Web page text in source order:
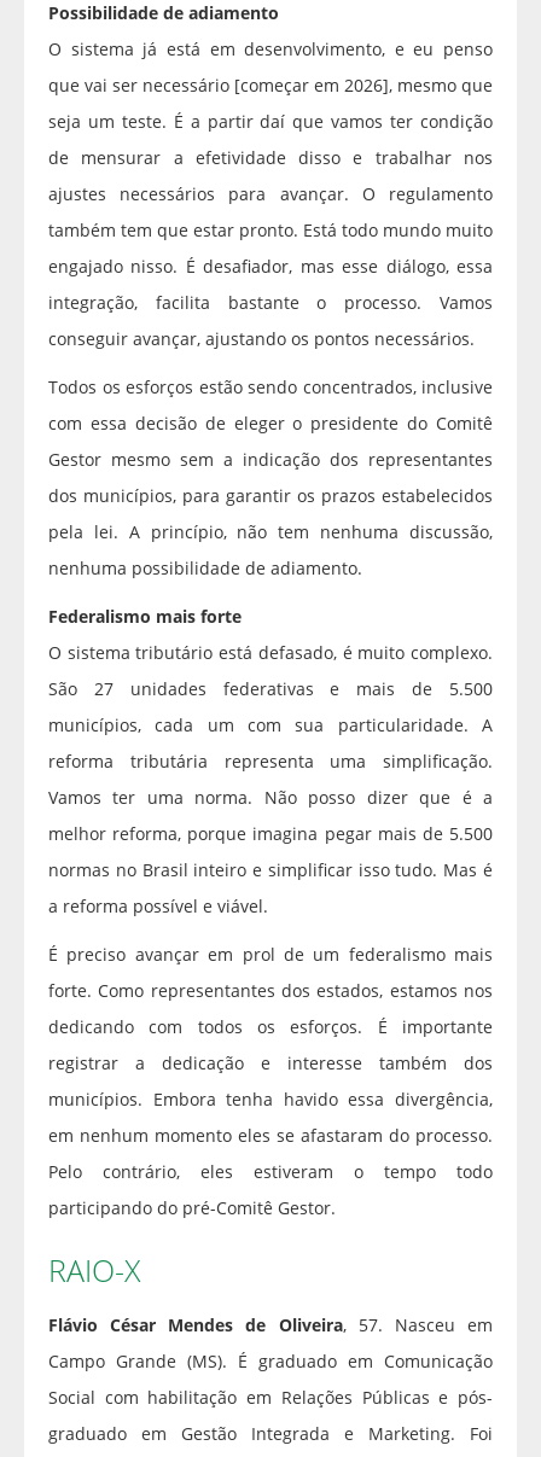
Possibilidade de adiamento
O sistema já está em desenvolvimento, e eu penso
que vai ser necessário [começar em 2026], mesmo que
seja um teste. É a partir daí que vamos ter condição
de mensurar a efetividade disso e trabalhar nos
ajustes necessários para avançar. O regulamento
também tem que estar pronto. Está todo mundo muito
engajado nisso. É desafiador, mas esse diálogo, essa
integração, facilita bastante o processo. Vamos
conseguir avançar, ajustando os pontos necessários.
Todos os esforços estão sendo concentrados, inclusive
com essa decisão de eleger o presidente do Comitê
Gestor mesmo sem a indicação dos representantes
dos municípios, para garantir os prazos estabelecidos
pela lei. A princípio, não tem nenhuma discussão,
nenhuma possibilidade de adiamento.
Federalismo mais forte
O sistema tributário está defasado, é muito complexo.
São 27 unidades federativas e mais de 5.500
municípios, cada um com sua particularidade. A
reforma tributária representa uma simplificação.
Vamos ter uma norma. Não posso dizer que é a
melhor reforma, porque imagina pegar mais de 5.500
normas no Brasil inteiro e simplificar isso tudo. Mas é
a reforma possível e viável.
É preciso avançar em prol de um federalismo mais
forte. Como representantes dos estados, estamos nos
dedicando com todos os esforços. É importante
registrar a dedicação e interesse também dos
municípios. Embora tenha havido essa divergência,
em nenhum momento eles se afastaram do processo.
Pelo contrário, eles estiveram o tempo todo
participando do pré-Comitê Gestor.
RAIO-X
Flávio César Mendes de Oliveira, 57. Nasceu em
Campo Grande (MS). É graduado em Comunicação
Social com habilitação em Relações Públicas e pós-
graduado em Gestão Integrada e Marketing. Foi